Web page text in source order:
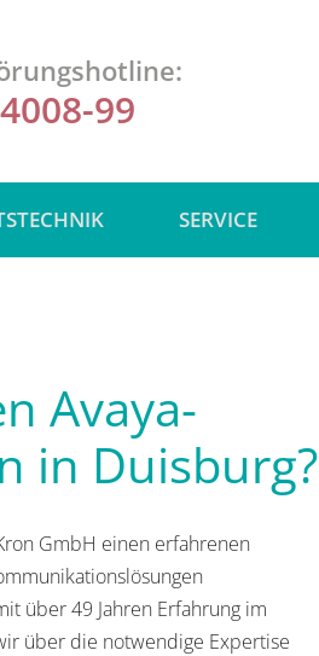
99
SERVICE
Avaya-
in Duisburg?
GmbH einen erfahrenen
über 49 Jahren Erfahrung im
über die notwendige Expertise